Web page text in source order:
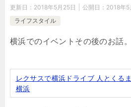
更新日： 2018年5月25日 公開日： 2018年5
ライフスタイル
横浜でのイベントその後のお話。
レクサスで横浜ドライブ 人とくる
横浜